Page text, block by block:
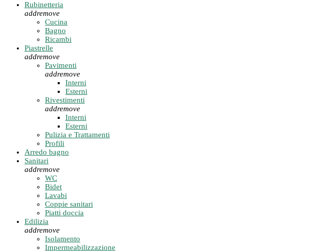
Rubinetteria
addremove
Cucina
Bagno
Ricambi
Piastrelle
addremove
Pavimenti
addremove
Interni
Esterni
Rivestimenti
addremove
Interni
Esterni
Pulizia e Trattamenti
Profili
Arredo bagno
Sanitari
addremove
WC
Bidet
Lavabi
Coppie sanitari
Piatti doccia
Edilizia
addremove
Isolamento
Impermeabilizzazione